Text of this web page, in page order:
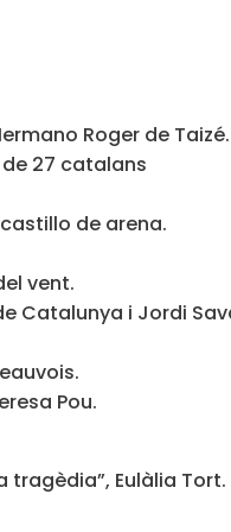
Roger de Taizé.
27 catalans
castillo de arena.
vent.
Catalunya i Jordi
Pou.
tragèdia”, Eulàlia Tort.